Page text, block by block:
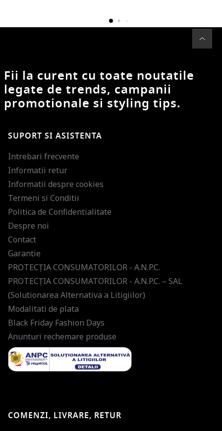
Fii la curent cu toate noutatile
legate de trends, campanii
promotionale si styling tips.
SUPORT SI ASISTENTA
Intrebari frecvente
Informatii retur
Informatii despre cookies
Termeni si Conditii
Politica de Confidentialitate
Despre noi
Contact
Garantie
PROTECŢIA CONSUMATORILOR - A.N.P.C.
PROTECŢIA CONSUMATORILOR - A.N.P.C. – SAL
(Solutionarea Alternativa a Litigiilor)
Modalitati de plata
Black Friday Fashion Days
Anunturi rechemare produse
COMENZI, LIVRARE, RETUR